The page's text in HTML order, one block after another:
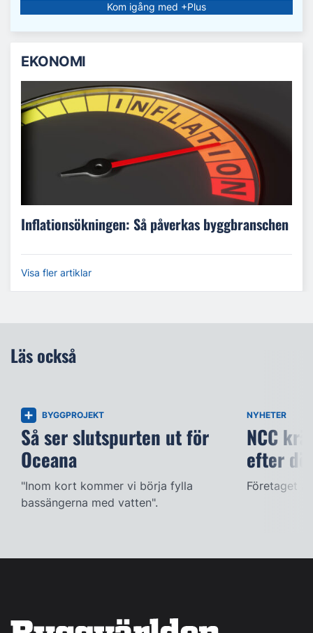
Kom igång med +Plus
EKONOMI
Inflationsökningen: Så påverkas byggbranschen
Visa fler artiklar
Läs också
BYGGPROJEKT
Så ser slutspurten ut för
Oceana
"Inom kort kommer vi börja fylla
bassängerna med vatten".
NYHETER
NCC
efter
Företaget